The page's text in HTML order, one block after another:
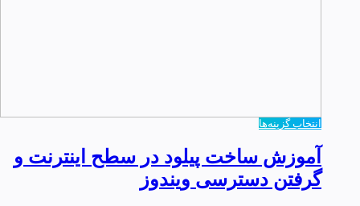
انتخاب گزینه‌ها
آموزش ساخت پیلود در سطح اینترنت و
گرفتن دسترسی ویندوز